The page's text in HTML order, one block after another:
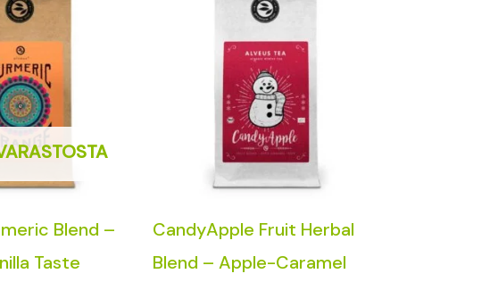
Blend –
Taste
CandyApple Fruit Herbal
Blend – Apple-Caramel